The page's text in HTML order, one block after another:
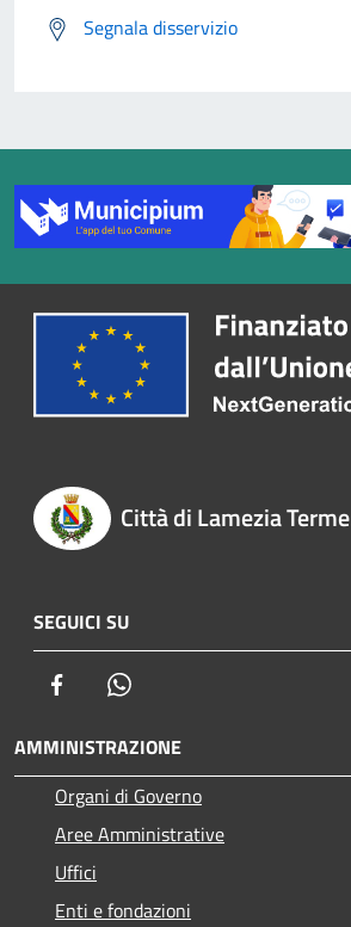
Segnala disservizio
Città di Lamezia Terme
SEGUICI SU
Facebook
AMMINISTRAZIONE
Organi di Governo
Aree Amministrative
Uffici
Enti e fondazioni